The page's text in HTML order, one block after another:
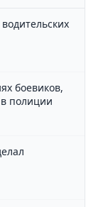
боевиков,
полиции